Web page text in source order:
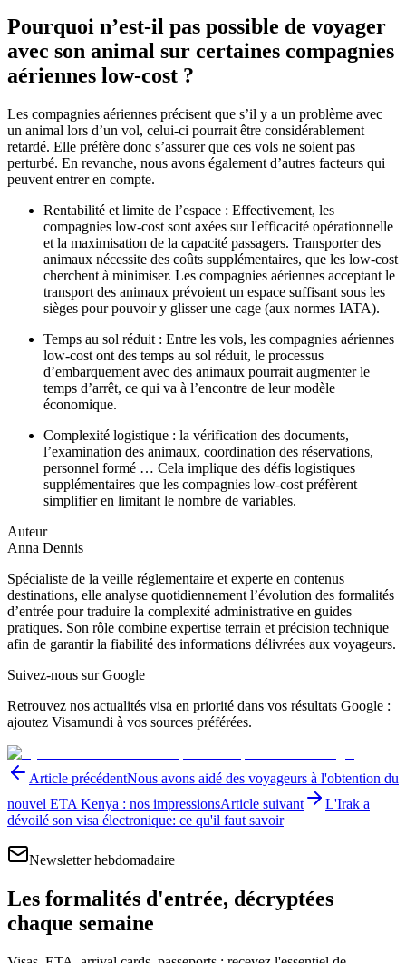
Pourquoi n’est-il pas possible de voyager
avec son animal sur certaines compagnies
aériennes low-cost ?
Les compagnies aériennes précisent que s’il y a un problème avec
un animal lors d’un vol, celui-ci pourrait être considérablement
retardé. Elle préfère donc s’assurer que ces vols ne soient pas
perturbé. En revanche, nous avons également d’autres facteurs qui
peuvent entrer en compte.
Rentabilité et limite de l’espace : Effectivement, les
compagnies low-cost sont axées sur l'efficacité opérationnelle
et la maximisation de la capacité passagers. Transporter des
animaux nécessite des coûts supplémentaires, que les low-cost
cherchent à minimiser. Les compagnies aériennes acceptant le
transport des animaux prévoient un espace suffisant sous les
sièges pour pouvoir y glisser une cage (aux normes IATA).
Temps au sol réduit : Entre les vols, les compagnies aériennes
low-cost ont des temps au sol réduit, le processus
d’embarquement avec des animaux pourrait augmenter le
temps d’arrêt, ce qui va à l’encontre de leur modèle
économique.
Complexité logistique : la vérification des documents,
l’examination des animaux, coordination des réservations,
personnel formé … Cela implique des défis logistiques
supplémentaires que les compagnies low-cost préfèrent
simplifier en limitant le nombre de variables.
Auteur
Anna Dennis
Spécialiste de la veille réglementaire et experte en contenus
destinations, elle analyse quotidiennement l’évolution des formalités
d’entrée pour traduire la complexité administrative en guides
pratiques. Son rôle combine expertise terrain et précision technique
afin de garantir la fiabilité des informations délivrées aux voyageurs.
Suivez-nous sur Google
Retrouvez nos actualités visa en priorité dans vos résultats Google :
ajoutez Visamundi à vos sources préférées.
Article précédentNous avons aidé des voyageurs à l'obtention du
nouvel ETA Kenya : nos impressionsArticle suivant
L'Irak a
dévoilé son visa électronique: ce qu'il faut savoir
Newsletter hebdomadaire
Les formalités d'entrée, décryptées
chaque semaine